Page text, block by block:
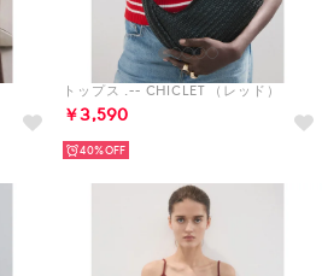
トップス .-- CHICLET （レッド）
￥3,590
40%